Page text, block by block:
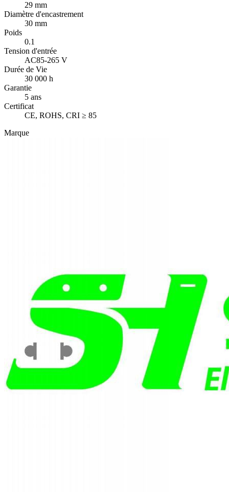
29 mm
Diamètre d'encastrement
30 mm
Poids
0.1
Tension d'entrée
AC85-265 V
Durée de Vie
30 000 h
Garantie
5 ans
Certificat
CE, ROHS, CRI ≥ 85
Marque